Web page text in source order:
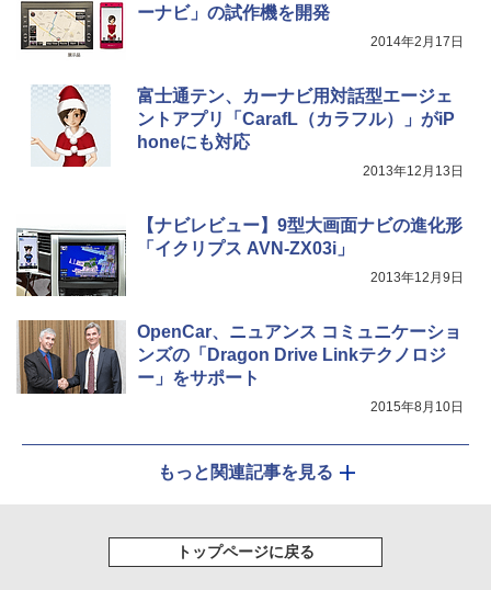
ーナビ」の試作機を開発
2014年2月17日
富士通テン、カーナビ用対話型エージェ
ントアプリ「CarafL（カラフル）」がiP
honeにも対応
2013年12月13日
【ナビレビュー】9型大画面ナビの進化形
「イクリプス AVN-ZX03i」
2013年12月9日
OpenCar、ニュアンス コミュニケーショ
ンズの「Dragon Drive Linkテクノロジ
ー」をサポート
2015年8月10日
もっと関連記事を見る
トップページに戻る